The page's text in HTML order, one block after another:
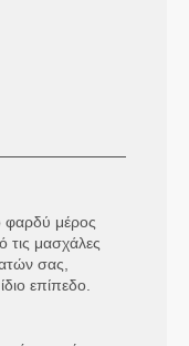
φαρδύ μέρος
μασχάλες
σας,
επίπεδο.